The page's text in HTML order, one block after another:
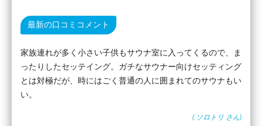
最新の口コミコメント
家族連れが多く小さい子供もサウナ室に入ってくるので、ま
ったりしたセッテイング。ガチなサウナー向けセッティング
とは対極だが、時にはごく普通の人に囲まれてのサウナもい
い。
( ソロトリ さん)